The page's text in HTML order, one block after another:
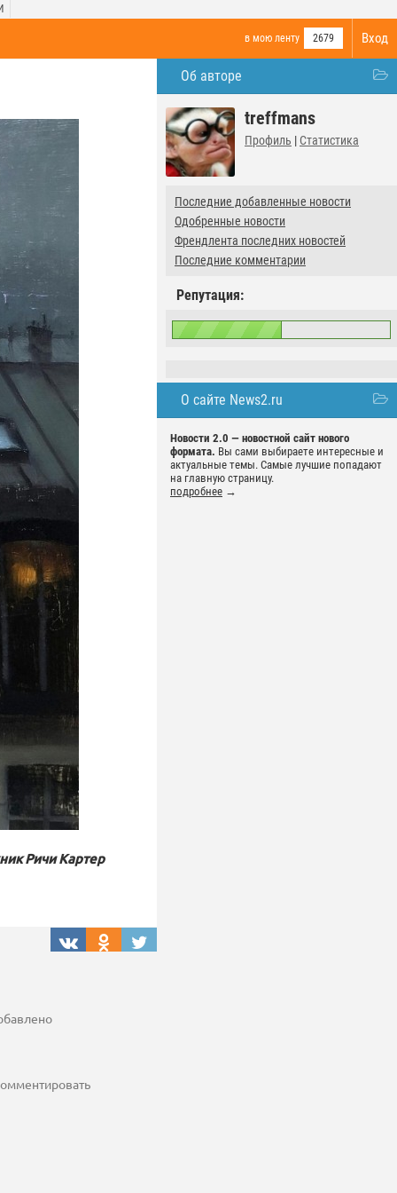
Вход
в мою ленту 2679
Об авторе
treffmans
Профиль | Статистика
Последние добавленные новости
Одобренные новости
Френдлента последних новостей
Последние комментарии
Репутация:
О сайте News2.ru
Новости 2.0 — новостной сайт нового
формата. Вы сами выбираете интересные и
актуальные темы. Самые лучшие попадают
на главную страницу.
подробнее →
Ричи Картер